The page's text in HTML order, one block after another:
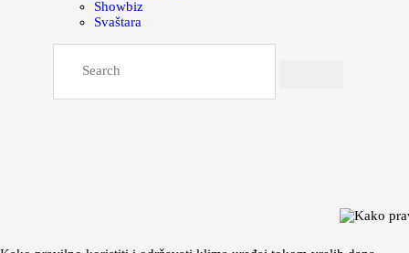
Showbiz
Svaštara